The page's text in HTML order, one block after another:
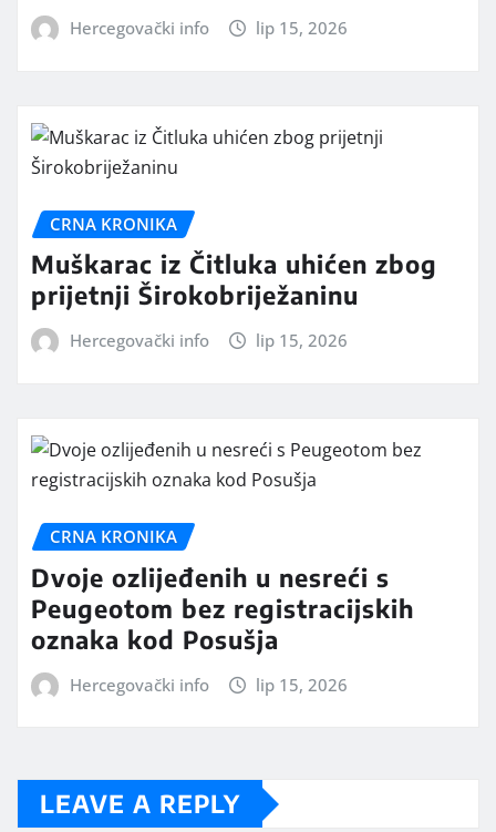
Hercegovački info lip 15, 2026
CRNA KRONIKA
Muškarac iz Čitluka uhićen zbog
prijetnji Širokobriježaninu
Hercegovački info lip 15, 2026
CRNA KRONIKA
Dvoje ozlijeđenih u nesreći s
Peugeotom bez registracijskih
oznaka kod Posušja
Hercegovački info lip 15, 2026
LEAVE A REPLY